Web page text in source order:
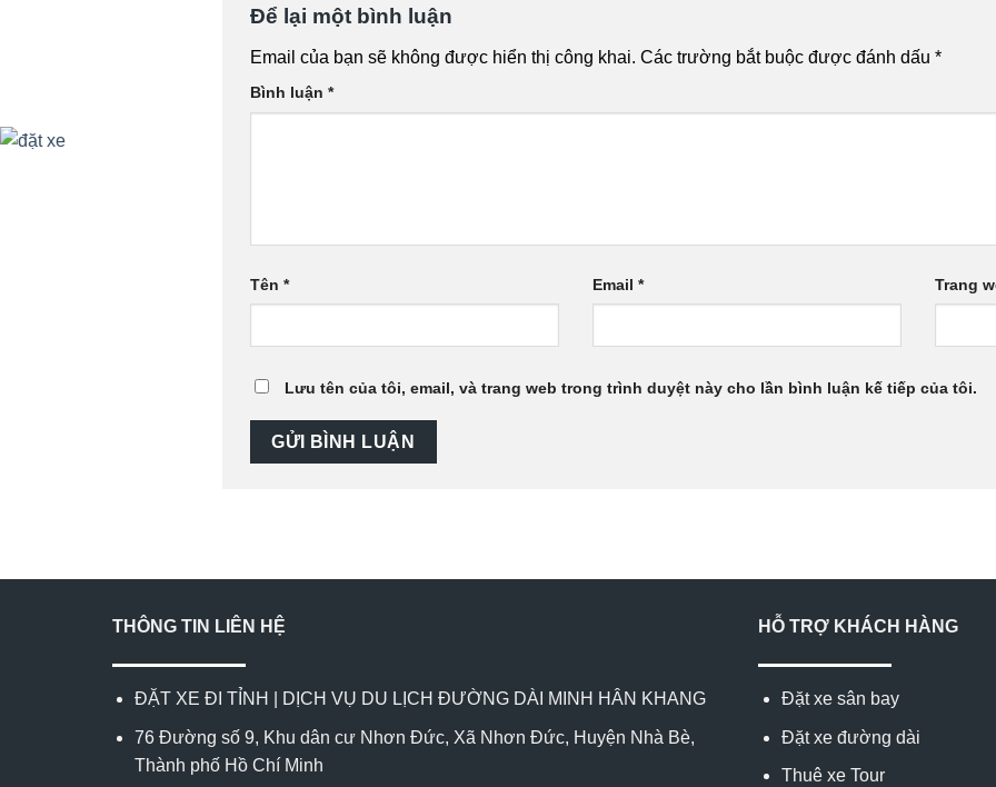
Để lại một bình luận
Email của bạn sẽ không được hiển thị công khai. Các trường bắt buộc được đánh dấu *
Bình luận *
Tên * Email * Trang
Lưu tên của tôi, email, và trang web trong trình duyệt này cho lần bình luận kế tiếp của tôi.
THÔNG TIN LIÊN HỆ
ĐẶT XE ĐI TỈNH | DỊCH VỤ DU LỊCH ĐƯỜNG DÀI MINH HÂN KHANG
76 Đường số 9, Khu dân cư Nhơn Đức, Xã Nhơn Đức, Huyện Nhà Bè,
Thành phố Hồ Chí Minh
HỖ TRỢ KHÁCH HÀNG
Đặt xe sân bay
Đặt xe đường dài
Thuê xe Tour